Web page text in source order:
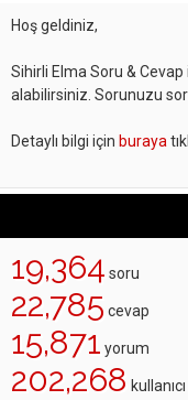
Hoş geldiniz,
Sihirli Elma Soru & Cevap
alabilirsiniz. Sorunuzu
Detaylı bilgi için buraya
19,364 soru
22,785 cevap
15,871 yorum
202,268 kullanıcı